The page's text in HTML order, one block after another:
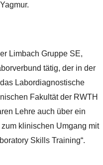
Limbach Gruppe SE,
tätig, der in der
Labordiagnostische
Fakultät der RWTH
Lehre auch über ein
klinischen Umgang mit
Skills Training“.